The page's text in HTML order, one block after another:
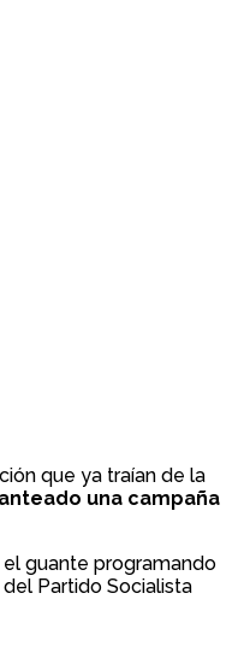
que ya traían de la
una campaña
guante programando
Partido Socialista